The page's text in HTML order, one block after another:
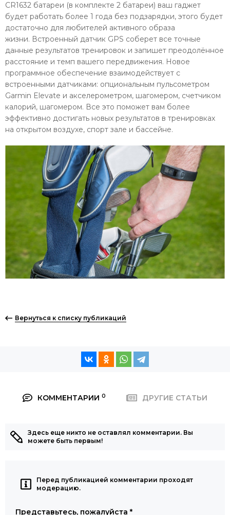
CR1632 батареи (в комплекте 2 батареи) ваш гаджет
будет работать более 1 года без подзарядки, этого будет
достаточно для любителей активного образа
жизни. Встроенный датчик GPS соберет все точные
данные результатов тренировок и запишет преодолённое
расстояние и темп вашего передвижения. Новое
программное обеспечение взаимодействует с
встроенными датчиками: опциональным пульсометром
Garmin Elevate и акселерометром, шагомером, счетчиком
калорий, шагомером. Все это поможет вам более
эффективно достигать новых результатов в тренировках
на открытом воздухе, спорт зале и бассейне.
Вернуться к списку публикаций
КОММЕНТАРИИ 0 ДРУГИЕ СТАТЬИ
Здесь еще никто не оставлял комментарии. Вы
можете быть первым!
Перед публикацией комментарии проходят
модерацию.
Представьтесь, пожалуйста *